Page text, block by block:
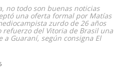
no todo son buenas noticias
una oferta formal por Matías
zurdo de 26 años
del Vitoria de Brasil una
a Guaraní, según consigna El